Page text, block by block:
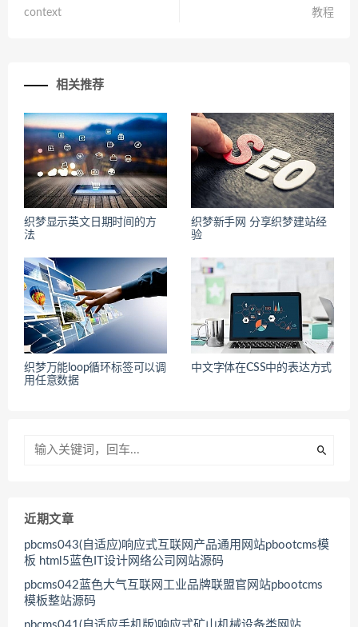
context
教程
相关推荐
织梦显示英文日期时间的方
法
织梦新手网 分享织梦建站经
验
织梦万能loop循环标签可以调
用任意数据
中文字体在CSS中的表达方式
近期文章
pbcms043(自适应)响应式互联网产品通用网站pbootcms模
板 html5蓝色IT设计网络公司网站源码
pbcms042蓝色大气互联网工业品牌联盟官网站pbootcms
模板整站源码